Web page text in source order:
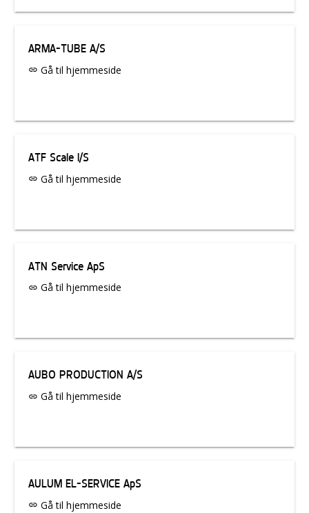
ARMA-TUBE A/S
link Gå til hjemmeside
ATF Scale I/S
link Gå til hjemmeside
ATN Service ApS
link Gå til hjemmeside
AUBO PRODUCTION A/S
link Gå til hjemmeside
AULUM EL-SERVICE ApS
link Gå til hjemmeside